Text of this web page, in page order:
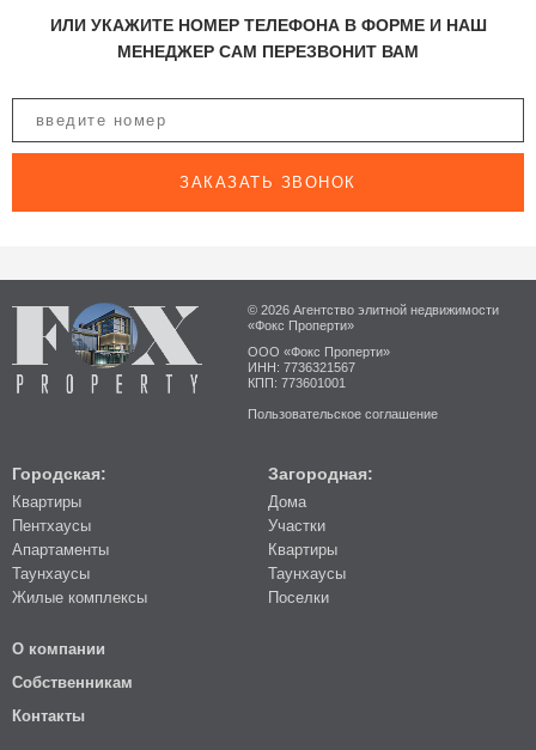
ИЛИ УКАЖИТЕ НОМЕР ТЕЛЕФОНА В ФОРМЕ И НАШ
МЕНЕДЖЕР САМ ПЕРЕЗВОНИТ ВАМ
ЗАКАЗАТЬ ЗВОНОК
© 2026 Агентство элитной недвижимости
«Фокс Проперти»
ООО «Фокс Проперти»
ИНН: 7736321567
КПП: 773601001
Пользовательское соглашение
Городская:
Квартиры
Пентхаусы
Апартаменты
Таунхаусы
Жилые комплексы
Загородная:
Дома
Участки
Квартиры
Таунхаусы
Поселки
О компании
Собственникам
Контакты